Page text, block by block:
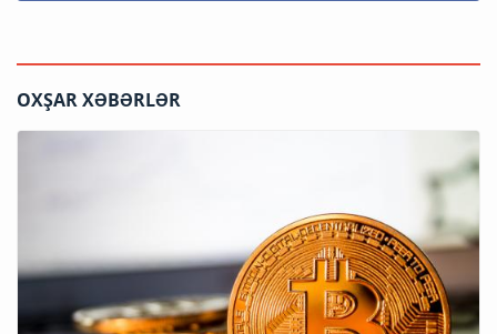
OXŞAR XƏBƏRLƏR